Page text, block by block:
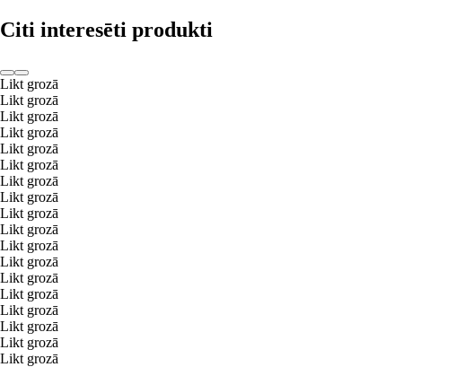
Citi interesēti produkti
Likt grozā
Likt grozā
Likt grozā
Likt grozā
Likt grozā
Likt grozā
Likt grozā
Likt grozā
Likt grozā
Likt grozā
Likt grozā
Likt grozā
Likt grozā
Likt grozā
Likt grozā
Likt grozā
Likt grozā
Likt grozā